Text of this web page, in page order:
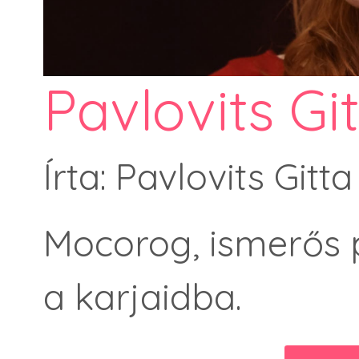
Pavlovits
Írta: Pavlovits Gitta
Mocorog,
a karjaidba.